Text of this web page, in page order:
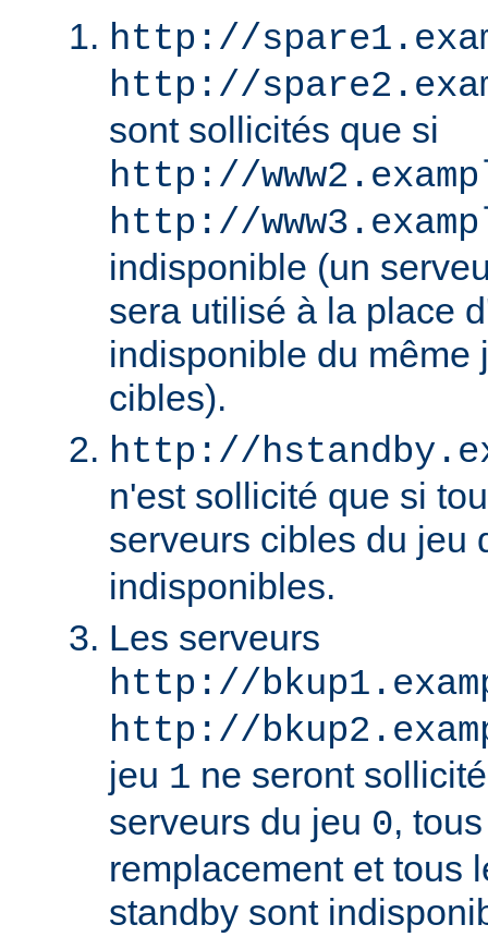
http://
http://
sont sollicités que si
http://
http://
indisponible (un
sera utilisé à la place
indisponible du même
cibles).
http://
n'est sollicité que si
serveurs cibles du jeu
indisponibles.
Les serveurs
http://
http://
jeu 1 ne seront
serveurs du jeu 0,
remplacement et tous
standby sont